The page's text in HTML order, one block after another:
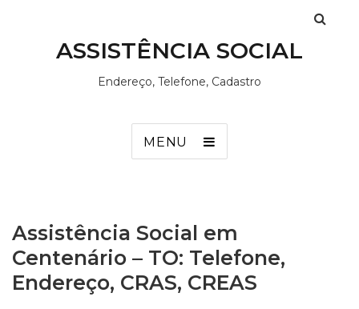
ASSISTÊNCIA SOCIAL
Endereço, Telefone, Cadastro
MENU
Assistência Social em
Centenário – TO: Telefone,
Endereço, CRAS, CREAS